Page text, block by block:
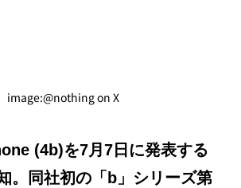
image:@nothing on X
(4b)を7月7日に発表する
。同社初の「b」シリーズ第